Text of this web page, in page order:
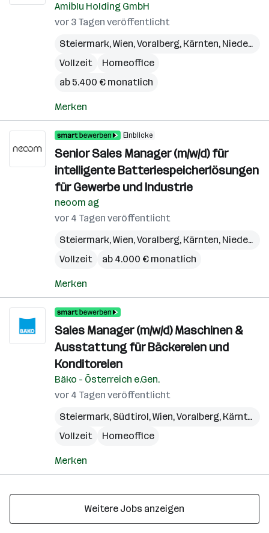
Amiblu Holding GmbH
vor 3 Tagen veröffentlicht
Steiermark,Wien,Voralberg, Kärnten, Niederösterreich
Vollzeit
Homeoffice
ab 5.400 € monatlich
Merken
Einblicke
Senior Sales Manager (m/w/d) für
intelligente Batteriespeicherlösungen
für Gewerbe und Industrie
neoom ag
vor 4 Tagen veröffentlicht
Steiermark,Wien,Voralberg, Kärnten, Niederösterreich
Vollzeit
ab 4.000 € monatlich
Merken
Sales Manager (m/w/d) Maschinen &
Ausstattung für Bäckereien und
Konditoreien
Bäko - Österreich e.Gen.
vor 4 Tagen veröffentlicht
Steiermark, Südtirol,Wien,Voralberg, Kärnten
Vollzeit
Homeoffice
Merken
Weitere Jobs anzeigen